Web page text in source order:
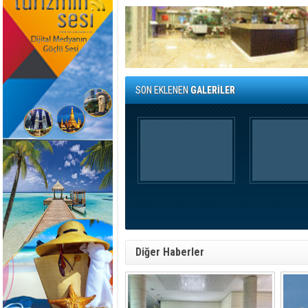
SON EKLENENGALERİLER
Diğer Haberler